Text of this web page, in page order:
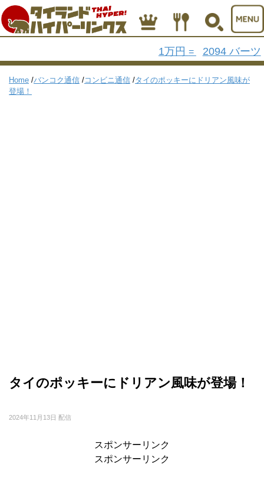
1万円 = 2094 バーツ
Home /バンコク通信 /コンビニ通信 /タイのポッキーにドリアン風味が
登場！
タイのポッキーにドリアン風味が登場！
2024年11月13日 配信
スポンサーリンク
スポンサーリンク